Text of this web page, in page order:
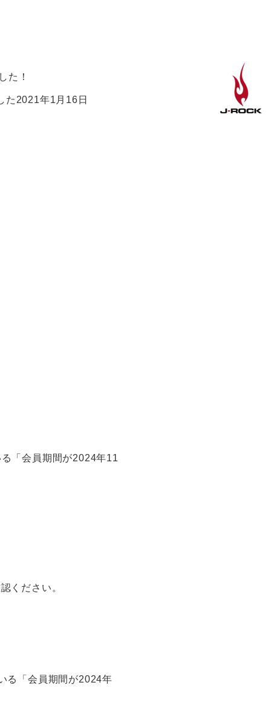
た！
た2021年1月16日
「会員期間が2024年11
ください。
る「会員期間が2024年